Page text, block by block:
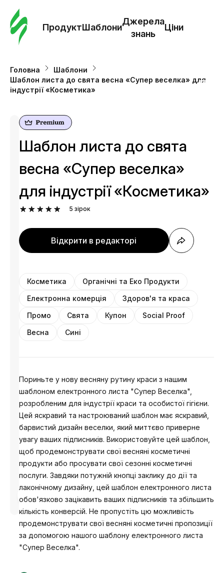
ПродуктШаблони
Джерела
знань
Ціни
Головна
Шаблони
Шаблон листа до свята весна «Супер веселка» для
індустрії «Косметика»
Розроблено
Анастасія
Шаблон листа до свята
весна «Супер веселка»
для індустрії «Косметика»
5 зірок
Відкрити в редакторі
Косметика
Органічні та Еко Продукти
Електронна комерція
Здоров'я та краса
Промо
Свята Купон
Social Proof
Весна
Сині
Пориньте у нову весняну рутину краси з нашим
шаблоном електронного листа "Супер Веселка",
розробленим для індустрії краси та особистої гігієни.
Цей яскравий та настроюваний шаблон має яскравий,
барвистий дизайн веселки, який миттєво приверне
увагу ваших підписників. Використовуйте цей шаблон,
щоб продемонструвати свої весняні косметичні
продукти або просувати свої сезонні косметичні
послуги. Завдяки потужній кнопці заклику до дії та
лаконічному дизайну, цей шаблон електронного листа
обов'язково зацікавить ваших підписників та збільшить
кількість конверсій. Не пропустіть цю можливість
продемонструвати свої весняні косметичні пропозиції
за допомогою нашого шаблону електронного листа
"Супер Веселка".